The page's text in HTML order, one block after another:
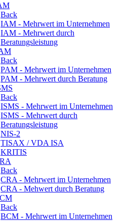
Back
IAM - Mehrwert im Unternehmen
IAM - Mehrwert durch
Beratungsleistung
Back
PAM - Mehrwert im Unternehmen
PAM - Mehrwert durch Beratung
Back
ISMS - Mehrwert im Unternehmen
ISMS - Mehrwert durch
Beratungsleistung
NIS-2
TISAX / VDA ISA
KRITIS
Back
CRA - Mehrwert im Unternehmen
CRA - Mehwert durch Beratung
Back
BCM - Mehrwert im Unternehmen